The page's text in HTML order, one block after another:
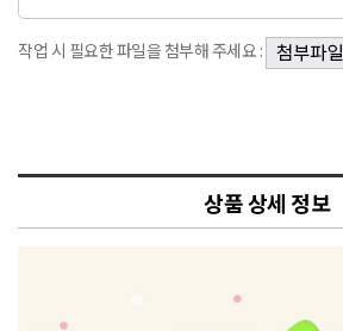
작업 시 필요한 파일을 첨부해 주세요 :
상품 상세 정보